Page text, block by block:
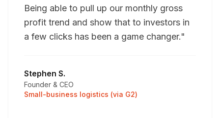
Being able to pull up our monthly gross
profit trend and show that to investors in
a few clicks has been a game changer."
Stephen S.
Founder & CEO
Small-business logistics (via G2)